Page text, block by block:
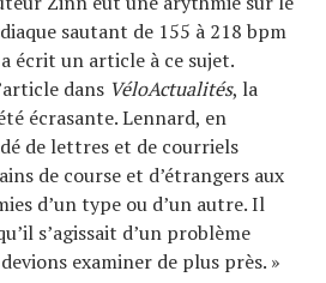
sautant de 155 à 218 bpm
écrit un article à ce sujet.
dans VéloActualités, la
écrasante. Lennard, en
de lettres et de courriels
de course et d’étrangers aux
d’un type ou d’un autre. Il
s’agissait d’un problème
examiner de plus près. »